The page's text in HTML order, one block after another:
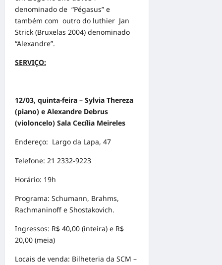
denominado de “Pégasus” e
também com outro do luthier Jan
Strick (Bruxelas 2004) denominado
“Alexandre”.
SERVIÇO:
12/03, quinta-feira – Sylvia Thereza
(piano) e Alexandre Debrus
(violoncelo) Sala Cecília Meireles
Endereço: Largo da Lapa, 47
Telefone: 21 2332-9223
Horário: 19h
Programa: Schumann, Brahms,
Rachmaninoff e Shostakovich.
Ingressos: R$ 40,00 (inteira) e R$
20,00 (meia)
Locais de venda: Bilheteria da SCM –